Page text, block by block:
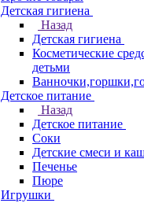
Детская гигиена
Назад
Детская гигиена
Косметические
детьми
Детское питание
Назад
Детское питание
Соки
Детские смеси и
Печенье
Пюре
Игрушки